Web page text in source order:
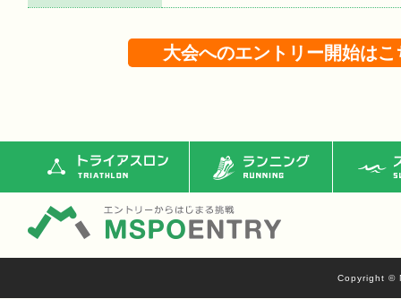
大会へのエントリー開始はこ
トライアスロン ランニング ス
Copyright ©